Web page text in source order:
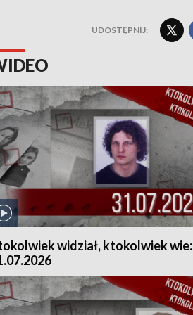
UDOSTĘPNIJ:
widział, ktokolwiek wie: